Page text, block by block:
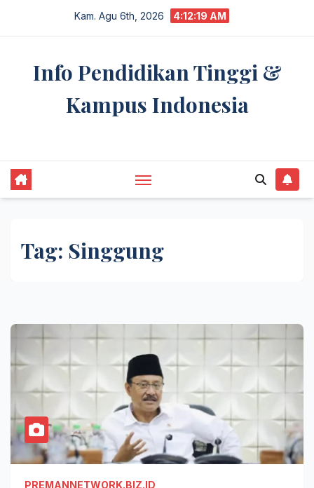
Kam. Agu 6th, 2026 4:12:20 AM
Info Pendidikan Tinggi &
Kampus Indonesia
Tag: Singgung
PREMANNETWORK.BIZ.ID